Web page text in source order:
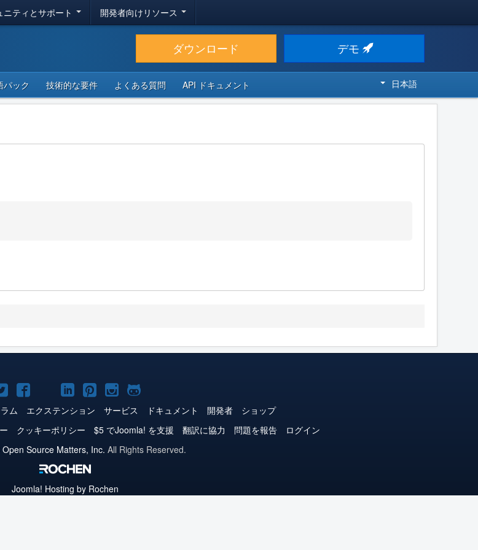
ニティとサポート 開発者向けリソース
ダウンロード デモ
パック 技術的な要件 よくある質問 API ドキュメント 日本語
Joomla!
Twitter
Joomla!
Facebook
Joomla!
YouTube
Joomla!
LinkedIn
Joomla!
Pinterest
Joomla!
Instagram
Joomla!
GitHub
ム エクステンション サービス ドキュメント 開発者
ショップ
クッキーポリシー $5 でJoomla! を支援 翻訳に協力 問題を報告
ログイン
Open Source Matters, Inc. All Rights Reserved.
Joomla! Hosting by Rochen